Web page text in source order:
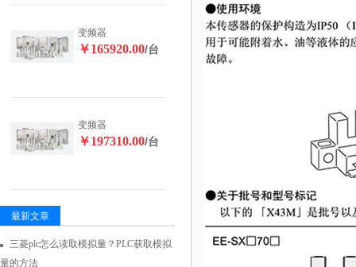
变频器
￥165920.00/台
变频器
￥197310.00/台
最新文章
三菱plc怎么读取模拟量？PLC获取模拟
量的方法